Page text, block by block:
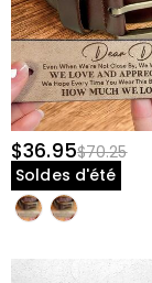
Gravure Laser
de poing" sont
garantissant que
jamais et ne s'use
Quincaillerie
vintage conçue
père tout en restant
que dans le jardin.
Personnalisation
uniquement à ses
$36.95$70.25
Soldes d'été